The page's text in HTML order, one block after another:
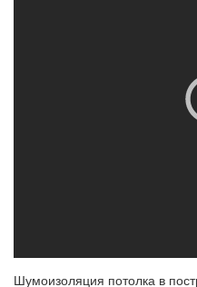
Шумоизоляция потолка в